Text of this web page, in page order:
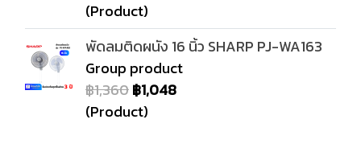
(Product)
พัดลมติดผนัง 16 นิ้ว SHARP PJ-WA163
Group product
฿1,360฿1,048
(Product)